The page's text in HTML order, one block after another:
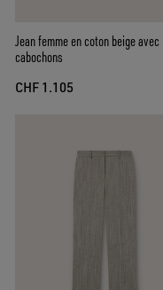
Jean femme en coton beige avec
cabochons
CHF 1.105